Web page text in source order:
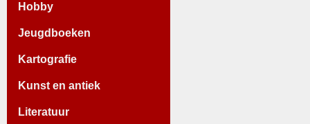
Hobby
Jeugdboeken
Kartografie
Kunst en antiek
Literatuur